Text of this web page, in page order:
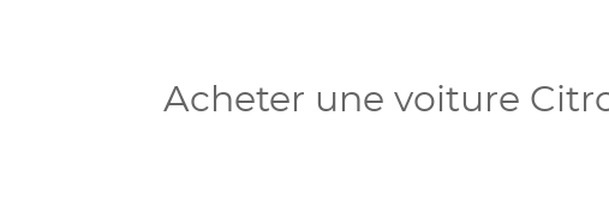
Acheter une voiture